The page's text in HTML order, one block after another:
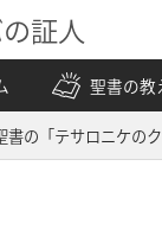
証人
聖書の教
書の「テサロニケの